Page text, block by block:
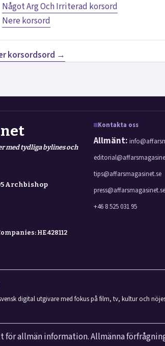
Något Arg Och Irriterad korsord
Nere korsord
korsordsord →
med tydliga bylines och
Archbishop
HE 428112
Kontakta oss
Allmänt:
tips@affarsmagasinet.se
press@affarsmagasinet.se
+46 8 525 031 95
digital utgivare med fokus på film, tv, kultur och
för allmän information. Allmänna